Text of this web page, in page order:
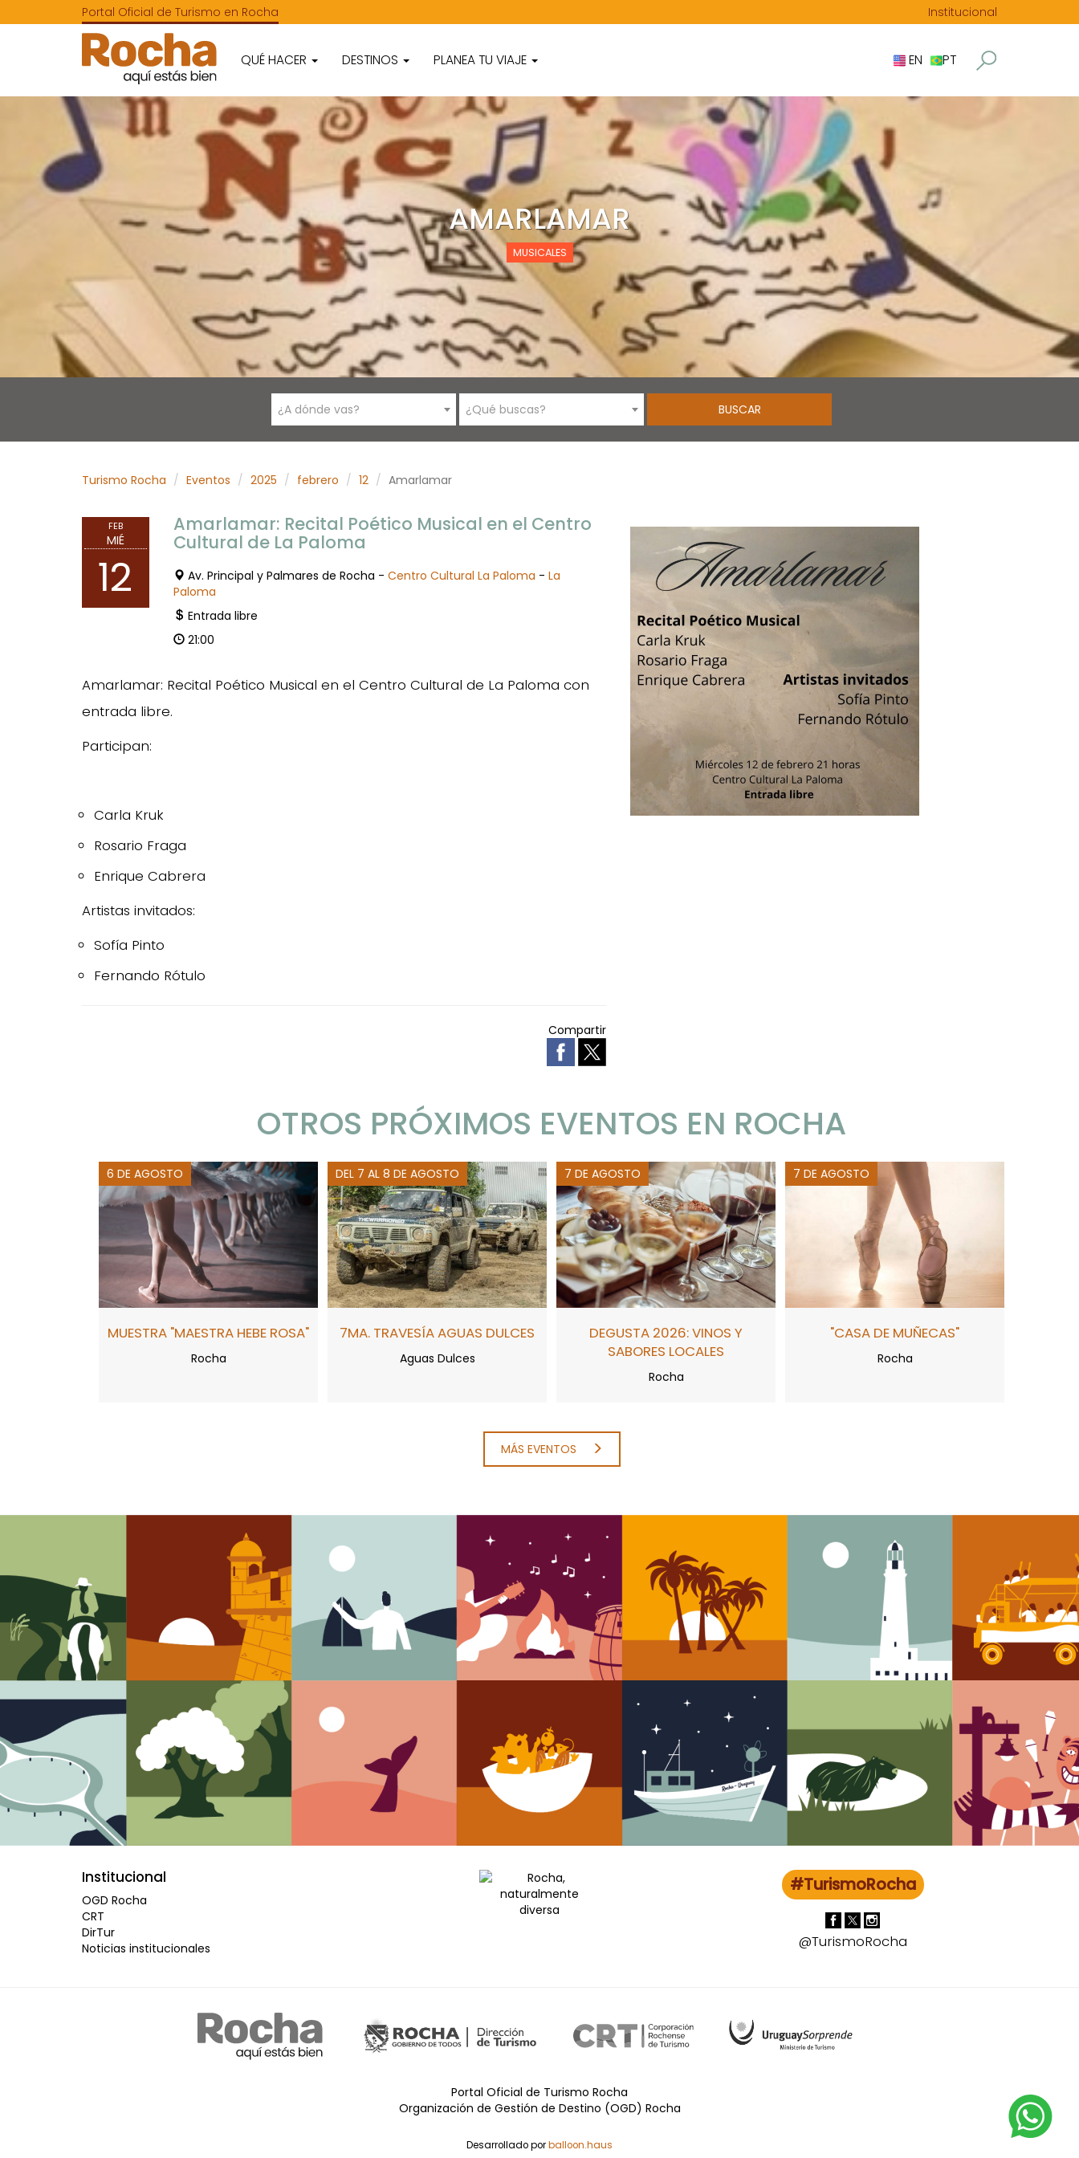
Portal Oficial de Turismo en Rocha Institucional
QUÉ HACER DESTINOS PLANEA TU VIAJE EN PT
AMARLAMAR
MUSICALES
¿A dónde vas? ¿Qué buscas?
Turismo Rocha Eventos 2025 febrero 12 Amarlamar
FEB
MIÉ
12
Amarlamar: Recital Poético Musical en el Centro
Cultural de La Paloma
Av. Principal y Palmares de Rocha - Centro Cultural La Paloma - La
Paloma
Entrada libre
21:00
Amarlamar: Recital Poético Musical en el Centro Cultural de La Paloma con
entrada libre.
Participan:
Carla Kruk
Rosario Fraga
Enrique Cabrera
Artistas invitados:
Sofía Pinto
Fernando Rótulo
Compartir
OTROS PRÓXIMOS EVENTOS EN ROCHA
6 DE AGOSTO
MUESTRA "MAESTRA HEBE ROSA"
Rocha
DEL 7 AL 8 DE AGOSTO
7MA. TRAVESÍA AGUAS DULCES
Aguas Dulces
7 DE AGOSTO
DEGUSTA 2026: VINOS Y
SABORES LOCALES
Rocha
7 DE AGOSTO
"CASA DE MUÑECAS"
Rocha
MÁS EVENTOS
Institucional
OGD Rocha
CRT
DirTur
Noticias institucionales
#TurismoRocha
@TurismoRocha
Portal Oficial de Turismo Rocha
Organización de Gestión de Destino (OGD) Rocha
Desarrollado porballoon.haus